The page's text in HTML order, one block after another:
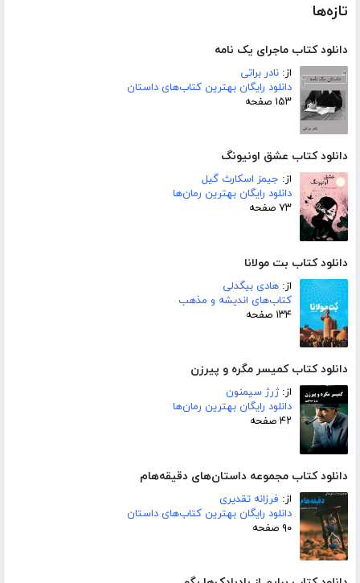
تازه‌ها
دانلود کتاب ماجرای یک نامه
از: نادر براتی
دانلود رایگان بهترین کتاب‌های داستان
۱۵۳ صفحه
دانلود کتاب عشق اونیونگ
از: جیمز اسکارث گیل
دانلود رایگان بهترین رمان‌ها
۷۳ صفحه
دانلود کتاب بت مولانا
از: هادی بیگدلی
کتاب‌های اندیشه و مذهب
۱۳۴ صفحه
دانلود کتاب کمیسر مگره و پیرزن
از:ژرژ سیمنون
دانلود رایگان بهترین رمان‌ها
۴۲ صفحه
دانلود کتاب مجموعه داستان‌های دقیقه‌هام
از: فرزانه تقدیری
دانلود رایگان بهترین کتاب‌های داستان
۹۰ صفحه